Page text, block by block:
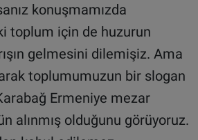
konuşmamızda
toplum için de huzurun
gelmesini dilemişiz. Ama
toplumumuzun bir slogan
Ermeniye mezar
alınmış olduğunu görüyoruz.